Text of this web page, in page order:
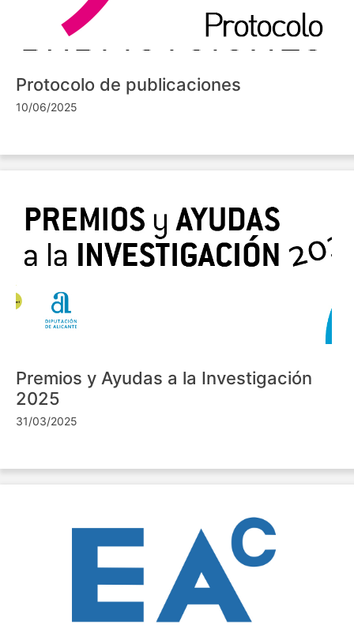
Protocolo de publicaciones
10/06/2025
Premios y Ayudas a la Investigación
2025
31/03/2025